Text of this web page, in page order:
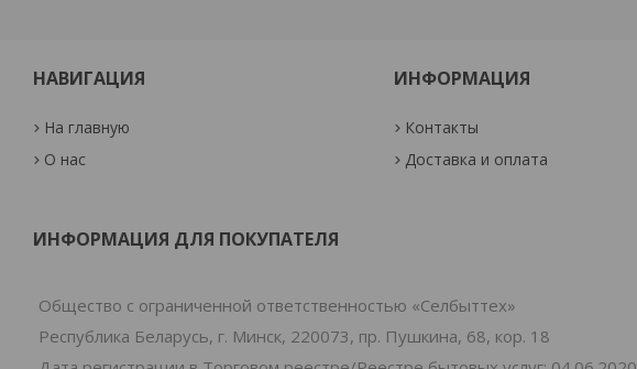
НАВИГАЦИЯ
На главную
О нас
ИНФОРМАЦИЯ
Контакты
Доставка и оплата
ИНФОРМАЦИЯ ДЛЯ ПОКУПАТЕЛЯ
Общество с ограниченной ответственностью «Селбыттех»
Республика Беларусь, г. Минск, 220073, пр. Пушкина, 68, кор. 18